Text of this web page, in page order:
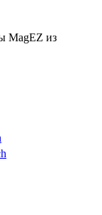
MagEZ из